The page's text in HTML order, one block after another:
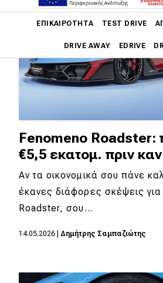
ΕΠΙΚΑΙΡΌΤΗΤΑ TEST DRIVE
DRIVE AWAY EDRIVE
Main navigation
Επικαιρότητα
Πρωτότυπα
Ελλάδα
Κόσμος
Τεχνολογία
Απόψεις
Fenomeno Roadster:
€5,5 εκατομ. πριν
Αν τα οικονομικά σου πάνε
έκανες διάφορες σκέψεις
Roadster, σου…
14.05.2026 Δημήτρης Σαμπαζιώτης